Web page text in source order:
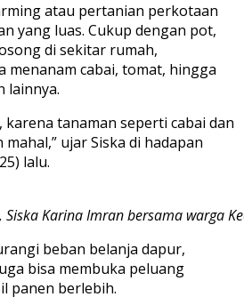
atau pertanian perkotaan
yang luas. Cukup dengan pot,
di sekitar rumah,
menanam cabai, tomat, hingga
lainnya.
karena tanaman seperti cabai dan
ujar Siska di hadapan
lalu.
Siska Karina Imran bersama warga
beban belanja dapur,
bisa membuka peluang
panen berlebih.